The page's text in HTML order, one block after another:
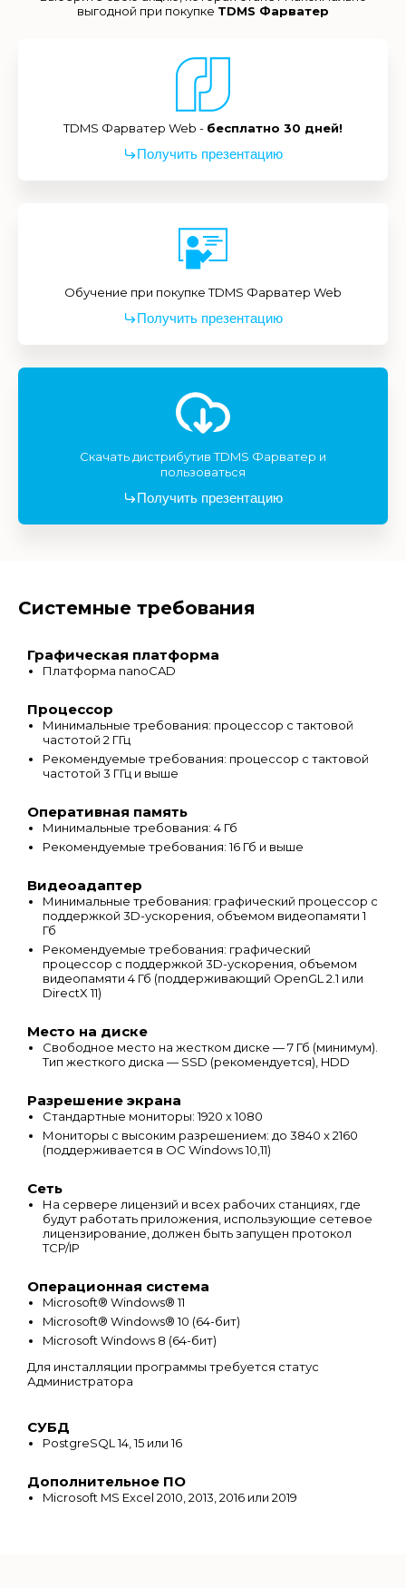
выгодной при покупке TDMS Фарватер
TDMS Фарватер Web - бесплатно 30 дней!
Получить презентацию
Обучение при покупке TDMS Фарватер Web
Получить презентацию
Скачать дистрибутив TDMS Фарватер и
пользоваться
Получить презентацию
Системные требования
Графическая платформа
Платформа nanoCAD
Процессор
Минимальные требования: процессор с тактовой
частотой 2 ГГц
Рекомендуемые требования: процессор с тактовой
частотой 3 ГГц и выше
Оперативная память
Минимальные требования: 4 Гб
Рекомендуемые требования: 16 Гб и выше
Видеоадаптер
Минимальные требования: графический процессор с
поддержкой 3D-ускорения, объемом видеопамяти 1
Гб
Рекомендуемые требования: графический
процессор с поддержкой 3D-ускорения, объемом
видеопамяти 4 Гб (поддерживающий OpenGL 2.1 или
DirectX 11)
Место на диске
Свободное место на жестком диске — 7 Гб (минимум).
Тип жесткого диска — SSD (рекомендуется), HDD
Разрешение экрана
Стандартные мониторы: 1920 x 1080
Мониторы с высоким разрешением: до 3840 x 2160
(поддерживается в ОС Windows 10,11)
Сеть
На сервере лицензий и всех рабочих станциях, где
будут работать приложения, использующие сетевое
лицензирование, должен быть запущен протокол
TCP/IP
Операционная система
Microsoft® Windows® 11
Microsoft® Windows® 10 (64-бит)
Microsoft Windows 8 (64-бит)
Для инсталляции программы требуется статус
Администратора
СУБД
PostgreSQL 14, 15 или 16
Дополнительное ПО
Microsoft MS Excel 2010, 2013, 2016 или 2019